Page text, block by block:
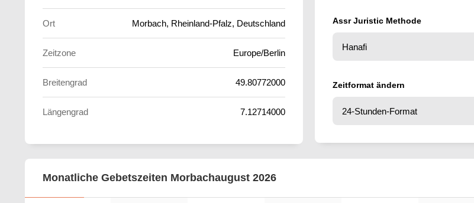
Ort Morbach, Rheinland-Pfalz, Deutschland
Zeitzone Europe/Berlin
Breitengrad 49.80772000
Längengrad 7.12714000
Assr Juristic Methode
Zeitformat ändern
Monatliche Gebetszeiten Morbachaugust 2026